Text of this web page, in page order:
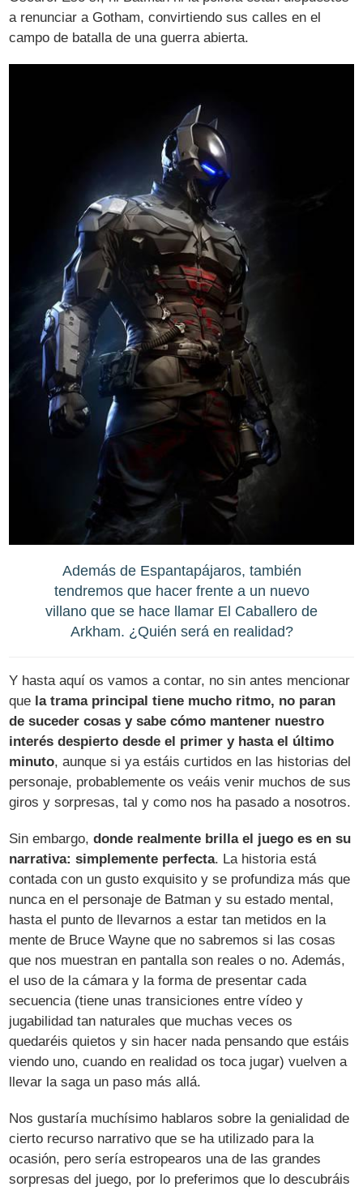
a renunciar a Gotham, convirtiendo sus calles en el
campo de batalla de una guerra abierta.
Además de Espantapájaros, también
tendremos que hacer frente a un nuevo
villano que se hace llamar El Caballero de
Arkham. ¿Quién será en realidad?
Y hasta aquí os vamos a contar, no sin antes mencionar
que la trama principal tiene mucho ritmo, no paran
de suceder cosas y sabe cómo mantener nuestro
interés despierto desde el primer y hasta el último
minuto, aunque si ya estáis curtidos en las historias del
personaje, probablemente os veáis venir muchos de sus
giros y sorpresas, tal y como nos ha pasado a nosotros.
Sin embargo,donde realmente brilla el juego es en su
narrativa: simplemente perfecta. La historia está
contada con un gusto exquisito y se profundiza más que
nunca en el personaje de Batman y su estado mental,
hasta el punto de llevarnos a estar tan metidos en la
mente de Bruce Wayne que no sabremos si las cosas
que nos muestran en pantalla son reales o no. Además,
el uso de la cámara y la forma de presentar cada
secuencia (tiene unas transiciones entre vídeo y
jugabilidad tan naturales que muchas veces os
quedaréis quietos y sin hacer nada pensando que estáis
viendo uno, cuando en realidad os toca jugar) vuelven a
llevar la saga un paso más allá.
Nos gustaría muchísimo hablaros sobre la genialidad de
cierto recurso narrativo que se ha utilizado para la
ocasión, pero sería estropearos una de las grandes
sorpresas del juego, por lo preferimos que lo descubráis